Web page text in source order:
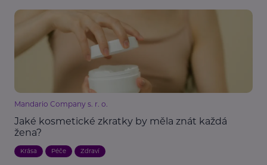
Mandario Company s. r. o.
Jaké kosmetické zkratky by měla znát každá
žena?
Krása Péče Zdraví